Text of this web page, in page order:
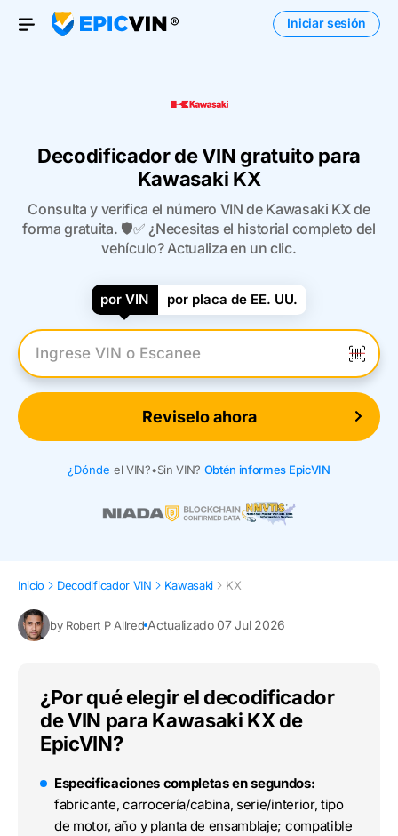
Open Menu
Iniciar sesión
Decodificador de VIN gratuito para
Kawasaki KX
Consulta y verifica el número VIN de Kawasaki KX de
forma gratuita. 🛡️✅ ¿Necesitas el historial completo del
vehículo? Actualiza en un clic.
por VIN por placa de EE. UU.
Introduzca el VIN
Reviselo ahora
¿Dónde el VIN?•Sin VIN? Obtén informes EpicVIN
Inicio Decodificador VIN Kawasaki KX
by Robert P Allred Actualizado 07 Jul 2026
¿Por qué elegir el decodificador
de VIN para Kawasaki KX de
EpicVIN?
Especificaciones completas en segundos:
fabricante, carrocería/cabina, serie/interior, tipo
de motor, año y planta de ensamblaje; compatible